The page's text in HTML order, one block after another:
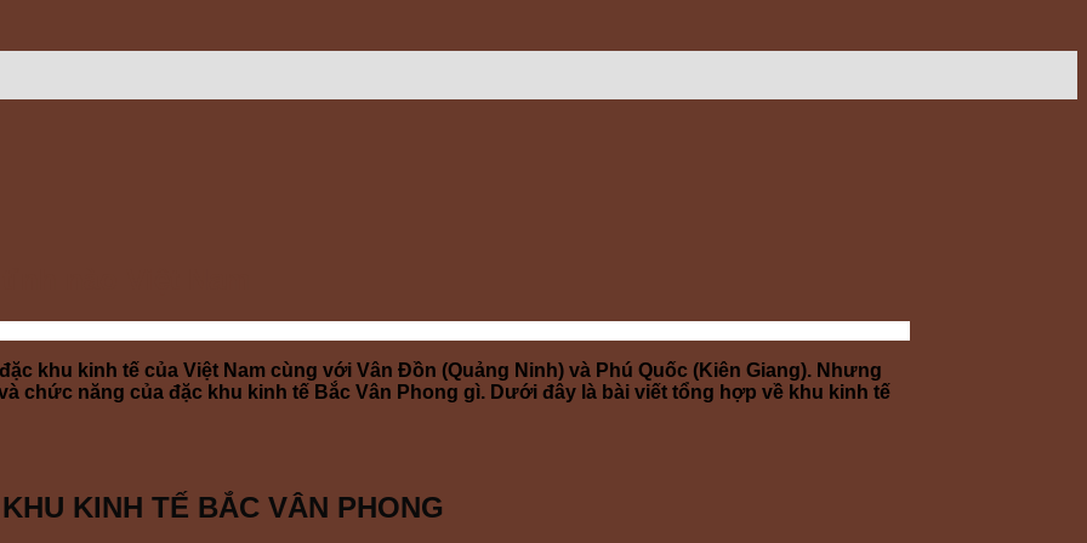
khu kinh tế của Việt Nam cùng với Vân Đồn (Quảng Ninh) và Phú Quốc (Kiên Giang). Nhưng
chức năng của đặc khu kinh tế Bắc Vân Phong gì. Dưới đây là bài viết tổng hợp về khu kinh tế
KINH TẾ BẮC VÂN PHONG